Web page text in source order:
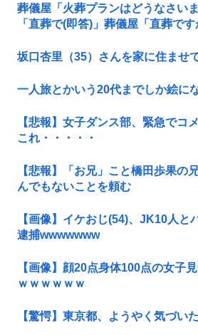
葬儀屋「火葬プランはどうなさい
「直葬で(即答)」葬儀屋「直葬で
坂口杏里（35）さんを家に住ませ
一人旅とかいう20代までしか絵に
【悲報】女子ダンス部、緊急でコ
これ・・・・・
【悲報】「お兄」こと橋田歩果の
んでもないことを頼む
【画像】イケおじ(54)、JK10人と
逮捕wwwwwww
【画像】顔20点身体100点の女子
ｗｗｗｗｗｗ
【驚愕】東京都、ようやく気づい